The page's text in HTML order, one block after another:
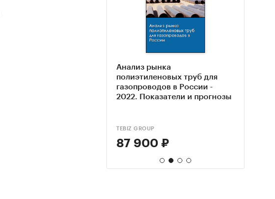
Анализ рынка
полиэтиленовых труб для
газопроводов в России -
2022. Показатели и прогнозы
TEBIZ GROUP
87 900 ₽